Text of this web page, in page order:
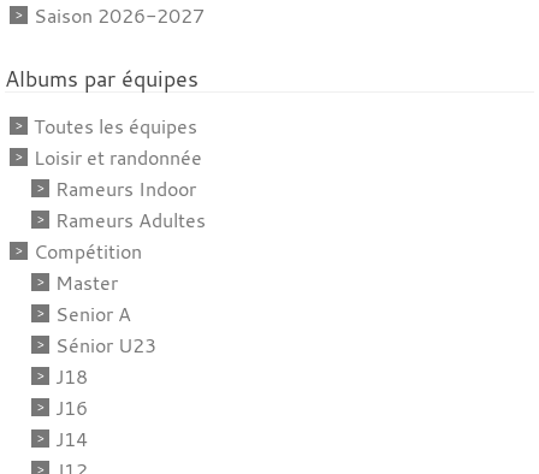
Saison 2026-2027
Albums par équipes
Toutes les équipes
Loisir et randonnée
Rameurs Indoor
Rameurs Adultes
Compétition
Master
Senior A
Sénior U23
J18
J16
J14